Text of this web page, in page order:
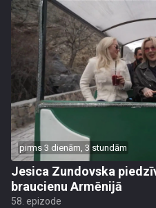
pirms 3 dienām, 3 stundām
Jesica Zundovska
braucienu Armēnijā
58. epizode